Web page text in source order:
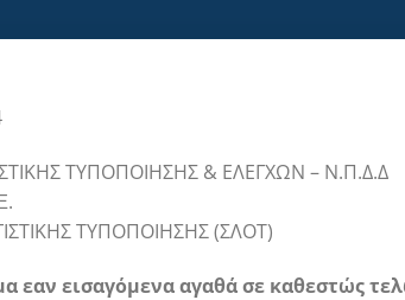
ΤΥΠΟΠΟΙΗΣΗΣ & ΕΛΕΓΧΩΝ – Ν.Π.Δ.Δ
ΤΥΠΟΠΟΙΗΣΗΣ (ΣΛΟΤ)
εαν εισαγόμενα αγαθά σε καθεστώς